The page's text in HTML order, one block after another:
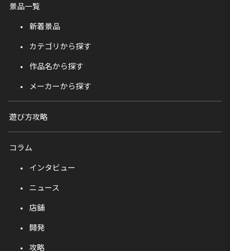
景品一覧
新着景品
カテゴリから探す
作品名から探す
メーカーから探す
遊び方攻略
コラム
インタビュー
ニュース
店舗
開発
攻略